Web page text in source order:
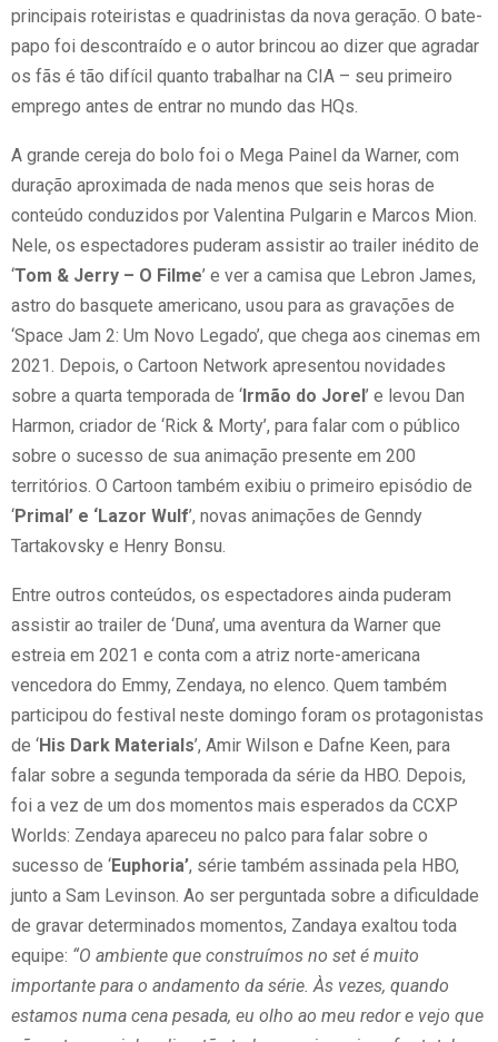
principais roteiristas e quadrinistas da nova geração. O bate-
papo foi descontraído e o autor brincou ao dizer que agradar
os fãs é tão difícil quanto trabalhar na CIA – seu primeiro
emprego antes de entrar no mundo das HQs.
A grande cereja do bolo foi o Mega Painel da Warner, com
duração aproximada de nada menos que seis horas de
conteúdo conduzidos por Valentina Pulgarin e Marcos Mion.
Nele, os espectadores puderam assistir ao trailer inédito de
‘Tom & Jerry – O Filme’ e ver a camisa que Lebron James,
astro do basquete americano, usou para as gravações de
‘Space Jam 2: Um Novo Legado’, que chega aos cinemas em
2021. Depois, o Cartoon Network apresentou novidades
sobre a quarta temporada de ‘Irmão do Jorel’ e levou Dan
Harmon, criador de ‘Rick & Morty’, para falar com o público
sobre o sucesso de sua animação presente em 200
territórios. O Cartoon também exibiu o primeiro episódio de
‘Primal’ e ‘Lazor Wulf’, novas animações de Genndy
Tartakovsky e Henry Bonsu.
Entre outros conteúdos, os espectadores ainda puderam
assistir ao trailer de ‘Duna’, uma aventura da Warner que
estreia em 2021 e conta com a atriz norte-americana
vencedora do Emmy, Zendaya, no elenco. Quem também
participou do festival neste domingo foram os protagonistas
de ‘His Dark Materials’, Amir Wilson e Dafne Keen, para
falar sobre a segunda temporada da série da HBO. Depois,
foi a vez de um dos momentos mais esperados da CCXP
Worlds: Zendaya apareceu no palco para falar sobre o
sucesso de ‘Euphoria’, série também assinada pela HBO,
junto a Sam Levinson. Ao ser perguntada sobre a dificuldade
de gravar determinados momentos, Zandaya exaltou toda
equipe: “O ambiente que construímos no set é muito
importante para o andamento da série. Às vezes, quando
estamos numa cena pesada, eu olho ao meu redor e vejo que